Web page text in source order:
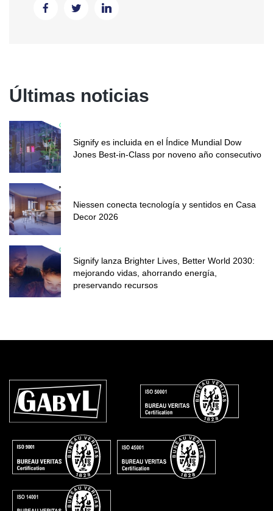
Últimas noticias
Signify es incluida en el Índice Mundial Dow
Jones Best-in-Class por noveno año consecutivo
Niessen conecta tecnología y sentidos en Casa
Decor 2026
Signify lanza Brighter Lives, Better World 2030:
mejorando vidas, ahorrando energía,
preservando recursos